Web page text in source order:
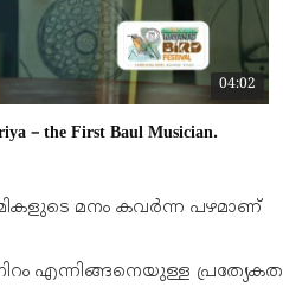
04:02
– the First Baul Musician.
മനം കവർന്ന പഴമാണ്
എന്നിങ്ങനെയുള്ള പ്രത്യേകത